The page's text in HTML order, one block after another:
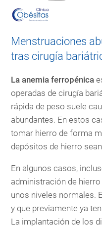
Menstruaciones
tras cirugía
La anemia ferropénica
operadas de cirugía
rápida de peso suele
abundantes. En estos
tomar hierro de forma
depósitos de hierro
En algunos casos,
administración de
unos niveles normales.
y que previamente ya
La implantación de los